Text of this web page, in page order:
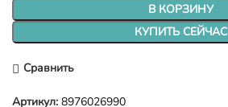
В КОРЗИНУ
КУПИТЬ СЕЙЧАС
Сравнить
Артикул: 8976026990